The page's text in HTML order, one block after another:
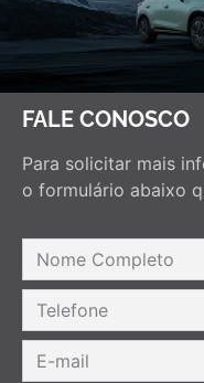
FALE CONOSCO
Para solicitar mais
o formulário abaixo